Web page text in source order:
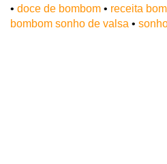
• doce de bombom • receita
bombom sonho de valsa •